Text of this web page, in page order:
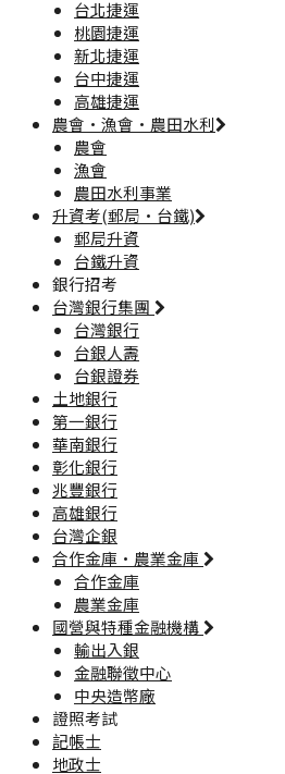
台北捷運
桃園捷運
新北捷運
台中捷運
高雄捷運
農會·漁會·農田水利
農會
漁會
農田水利事業
升資考(郵局·台鐵)
郵局升資
台鐵升資
銀行招考
台灣銀行集團
台灣銀行
台銀人壽
台銀證券
土地銀行
第一銀行
華南銀行
彰化銀行
兆豐銀行
高雄銀行
台灣企銀
合作金庫·農業金庫
合作金庫
農業金庫
國營與特種金融機構
輸出入銀
金融聯徵中心
中央造幣廠
證照考試
記帳士
地政士